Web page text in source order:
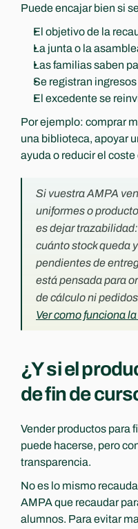
Puede encajar bien si
El objetivo de la
La junta o la
Las familias saben
Se registran
El excedente se
Por ejemplo: comprar
una biblioteca, apoyar
ayuda o reducir el
Si vuestra AMPA
uniformes o
es dejar
cuánto stock queda
pendientes de
está pensada para
de cálculo ni
Ver como funciona
¿Y si el
de fin de
Vender productos para
puede hacerse, pero
transparencia.
No es lo mismo
AMPA que recaudar
alumnos. Para evitar